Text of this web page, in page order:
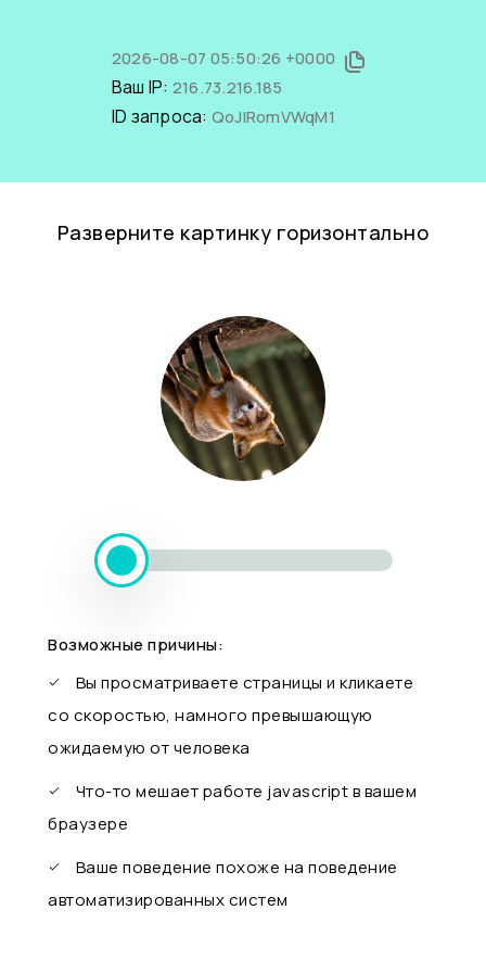
2026-08-07 05:50:26 +0000
Ваш IP: 216.73.216.185
ID запроса: QoJIRomVWqM1
Разверните картинку горизонтально
Возможные причины:
Вы просматриваете страницы и кликаете
со скоростью, намного превышающую
ожидаемую от человека
Что-то мешает работе javascript в вашем
браузере
Ваше поведение похоже на поведение
автоматизированных систем